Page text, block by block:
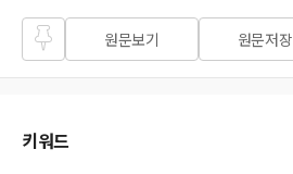
즐겨
찾기
원문보기 원문저장
키워드